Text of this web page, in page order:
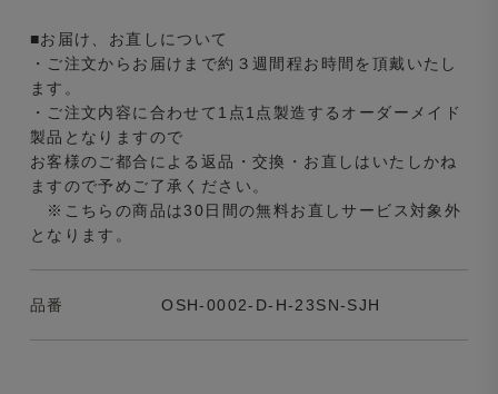
■お届け、お直しについて
・ご注文からお届けまで約３週間程お時間を頂戴いたし
ます。
・ご注文内容に合わせて1点1点製造するオーダーメイド
製品となりますので
お客様のご都合による返品・交換・お直しはいたしかね
ますので予めご了承ください。
※こちらの商品は30日間の無料お直しサービス対象外
となります。
品番 OSH-0002-D-H-23SN-SJH